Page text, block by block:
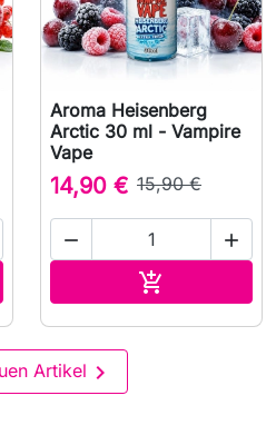
Aroma Heisenberg
Arctic 30 ml - Vampire
Vape
14,90 € 15,90 €
 

Artikel 